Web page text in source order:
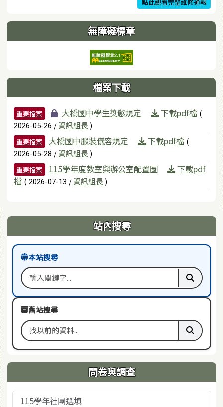
點此觀看完整維修通報
無障礙標章
檔案下載
檔案列表
重要檔案 大橋國中學生獎懲規定 下載pdf檔 (
2026-05-26 /資訊組長 )
重要檔案 大橋國中服裝儀容規定 下載pdf檔 (
2026-05-28 /資訊組長 )
重要檔案 115學年度教室與辦公室配置圖
下載pdf
檔 ( 2026-07-13 /資訊組長 )
右邊區域內容 站內搜尋
本站搜尋
搜尋關鍵字 執行本
舊站搜尋
搜尋舊站關鍵字 執行舊
問卷與調查
115學年社團選填